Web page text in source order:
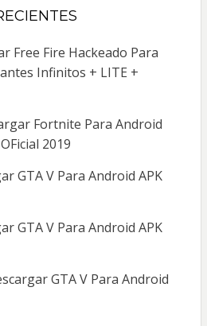
Free Fire Hackeado Para
Infinitos + LITE +
Fortnite Para Android
2019
GTA V Para Android APK
GTA V Para Android APK
GTA V Para Android